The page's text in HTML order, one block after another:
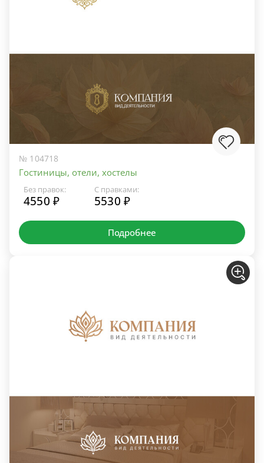
№ 104718
Гостиницы, отели, хостелы
Без правок:
4550 ₽
С правками:
5530 ₽
Подробнее